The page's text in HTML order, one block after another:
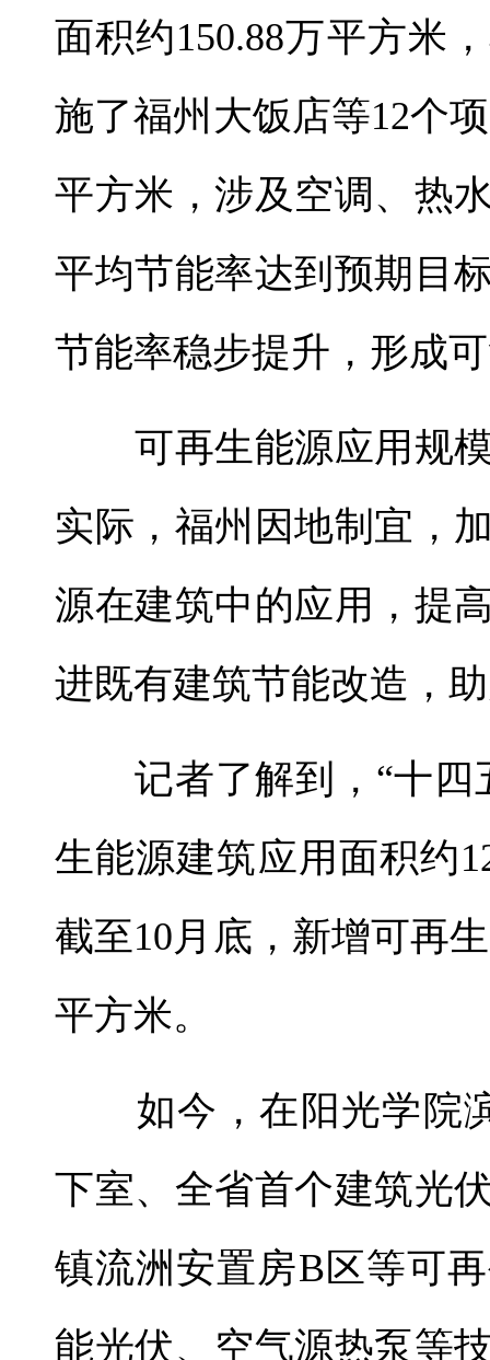
面积约150.88万平方米
施了福州大饭店等12个
平方米，涉及空调、热
平均节能率达到预期目
节能率稳步提升，形成
可再生能源应用规模
实际，福州因地制宜，
源在建筑中的应用，提
进既有建筑节能改造，
记者了解到，“十四
生能源建筑应用面积约
截至10月底，新增可再
平方米。
如今，在阳光学院滨
下室、全省首个建筑光
镇流洲安置房B区等可
能光伏、空气源热泵等